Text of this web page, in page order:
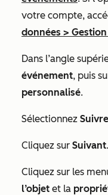
votre compte,
données >
Dans l’angle
événement, puis
personnalisé.
Sélectionnez
Cliquez sur Suivant.
Cliquez sur les
l’objet et la